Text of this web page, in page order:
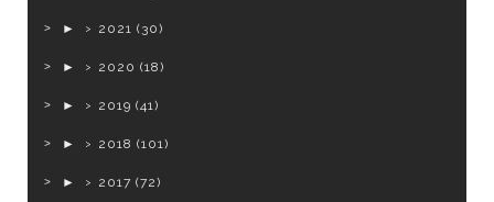
► 2021 (30)
► 2020 (18)
► 2019 (41)
► 2018 (101)
► 2017 (72)